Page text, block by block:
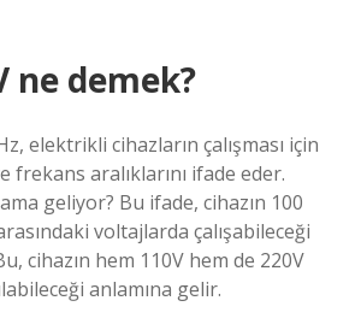
ne demek?
elektrikli cihazların çalışması için
frekans aralıklarını ifade eder.
geliyor? Bu ifade, cihazın 100
voltajlarda çalışabileceği
cihazın hem 110V hem de 220V
anlamına gelir.